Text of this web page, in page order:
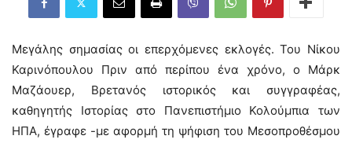
Μεγάλης σημασίας οι επερχόμενες εκλογές. Του Νίκου
Καρινόπουλου Πριν από περίπου ένα χρόνο, ο Μάρκ
Μαζάουερ, Βρετανός ιστορικός και συγγραφέας,
καθηγητής Ιστορίας στο Πανεπιστήμιο Κολούμπια των
ΗΠΑ, έγραφε -με αφορμή τη ψήφιση του Μεσοπροθέσμου